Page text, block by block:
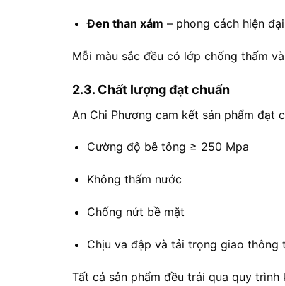
Đen than xám – phong cách hiện
Mỗi màu sắc đều có lớp chống thấm và
2.3. Chất lượngđạtchuẩn
An Chi Phương cam kết sản phẩm đạt
Cường độ bê tông ≥ 250 Mpa
Không thấm nước
Chống nứt bề mặt
Chịu va đập và tải trọng giao thông
Tất cả sản phẩm đều trải qua quy trình